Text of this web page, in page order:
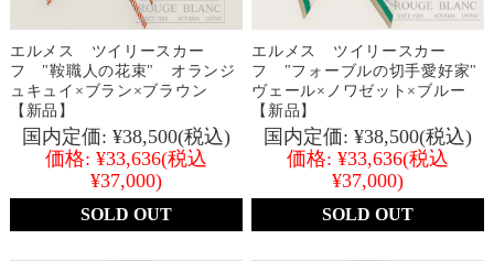
エルメス ツイリースカー
フ "鞍職人の花束" オランジ
ュキュイ×ブラン×ブラウン
【新品】
国内定価: ¥38,500(税込)
価格: ¥33,636(税込
¥37,000)
SOLD OUT
エルメス ツイリースカー
フ "フォーブルの切手愛好家"
ヴェール×ノワゼット×ブルー
【新品】
国内定価: ¥38,500(税込)
価格: ¥33,636(税込
¥37,000)
SOLD OUT